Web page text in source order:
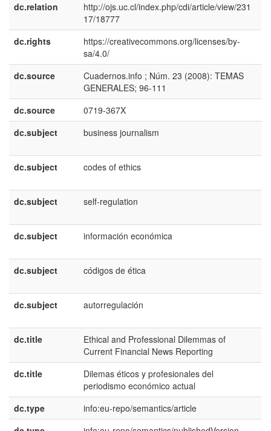
dc.relation
http://ojs.uc.cl/index.php/cdi/article/view/231
17/18777
dc.rights
https://creativecommons.org/licenses/by-
sa/4.0/
dc.source
Cuadernos.info ; Núm. 23 (2008): TEMAS
GENERALES; 96-111
dc.source
0719-367X
dc.subject
business journalism
dc.subject
codes of ethics
dc.subject
self-regulation
dc.subject
información económica
dc.subject
códigos de ética
dc.subject
autorregulación
dc.title
Ethical and Professional Dilemmas of
Current Financial News Reporting
dc.title
Dilemas éticos y profesionales del
periodismo económico actual
dc.type
info:eu-repo/semantics/article